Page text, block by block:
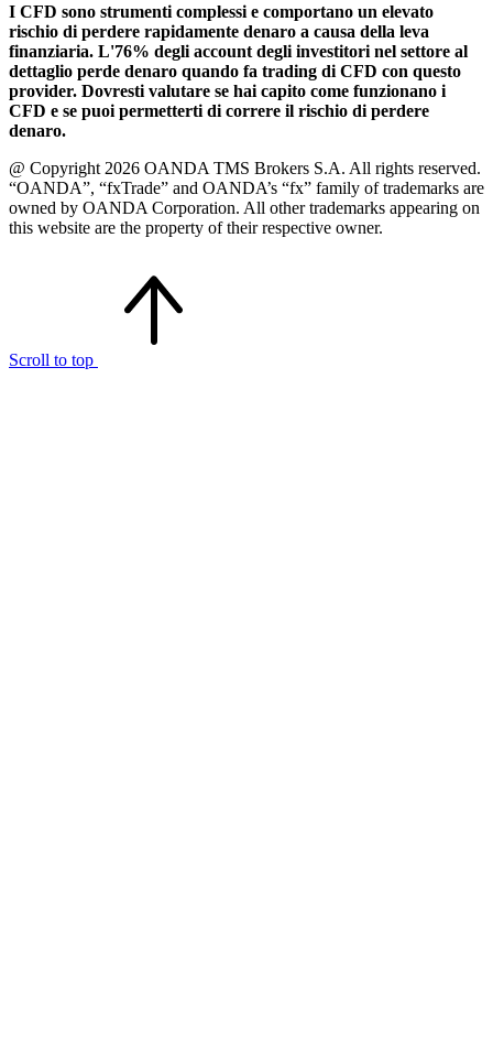
I CFD sono strumenti complessi e comportano un elevato
rischio di perdere rapidamente denaro a causa della leva
finanziaria. L'76% degli account degli investitori nel settore al
dettaglio perde denaro quando fa trading di CFD con questo
provider. Dovresti valutare se hai capito come funzionano i
CFD e se puoi permetterti di correre il rischio di perdere
denaro.
@ Copyright 2026 OANDA TMS Brokers S.A. All rights reserved.
“OANDA”, “fxTrade” and OANDA’s “fx” family of trademarks are
owned by OANDA Corporation. All other trademarks appearing on
this website are the property of their respective owner.
Scroll to top